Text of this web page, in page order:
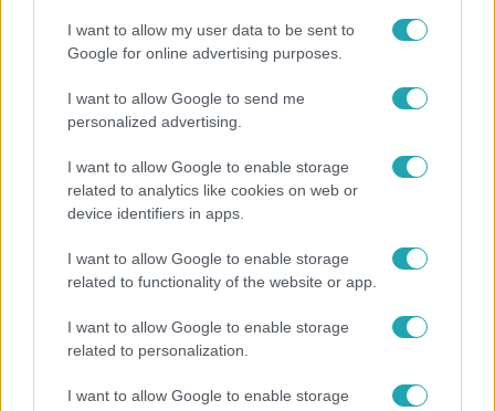
I want to allow my user data to be sent to
Google for online advertising purposes.
I want to allow Google to send me
personalized advertising.
I want to allow Google to enable storage
related to analytics like cookies on web or
device identifiers in apps.
I want to allow Google to enable storage
related to functionality of the website or app.
I want to allow Google to enable storage
related to personalization.
I want to allow Google to enable storage
„A csúcs opcionális, a biztonságos hazatérés
kötelező” – 50 méterre a csúcstól fordult vissza